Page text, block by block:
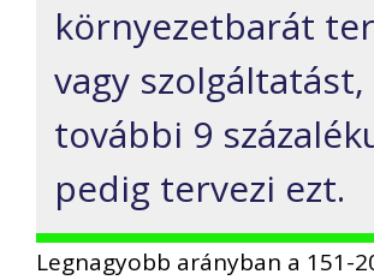
környezetbarát
vagy szolgáltatást,
további 9
pedig tervezi ezt.
Legnagyobb arányban a 151-